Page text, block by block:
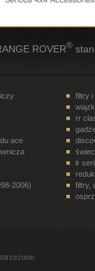
ROVER®
filtry i
rr
ace
lr
2006)
filtry,